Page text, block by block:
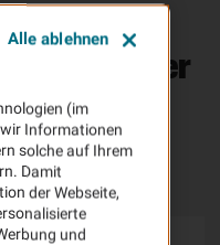
der
Unsere
(im
Informationen
solche auf Ihrem
Damit
der Webseite,
und
Alle ablehnen